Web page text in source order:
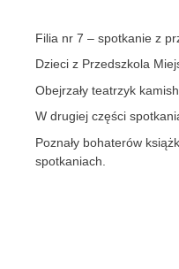
Filia nr 7 – spotkanie z
Dzieci z Przedszkola
Obejrzały teatrzyk
W drugiej części
Poznały bohaterów
spotkaniach.